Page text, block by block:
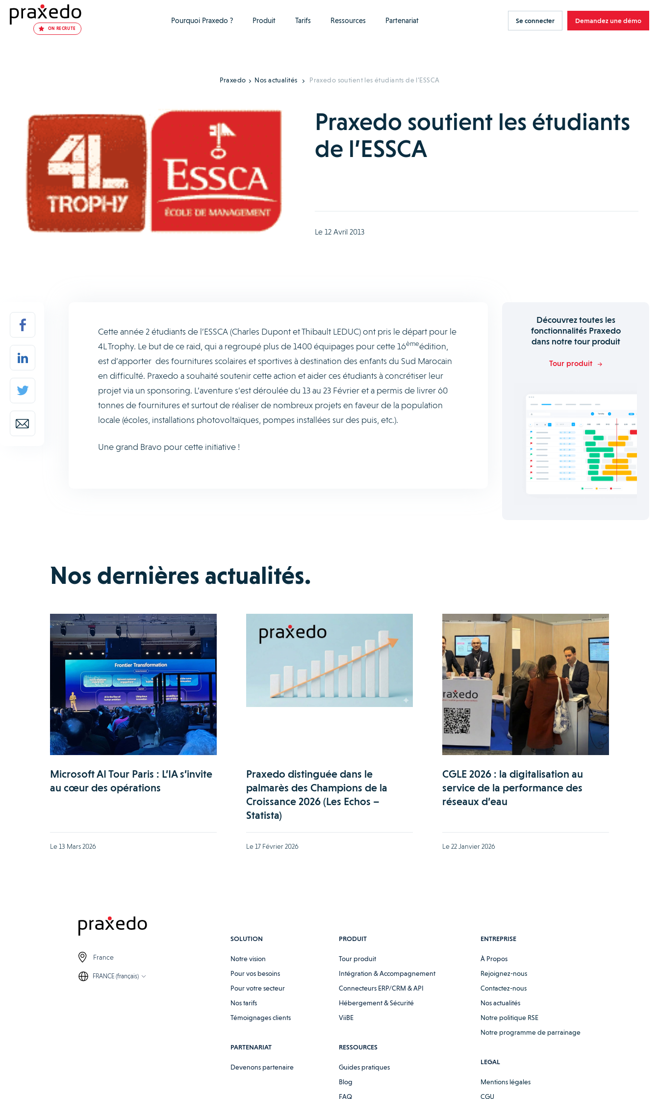
ON RECRUTE
Pourquoi Praxedo ? Produit Tarifs Ressources Partenariat Se connecter Demandez une démo
Praxedo Nos actualités Praxedo soutient les étudiants de l’ESSCA
Praxedo soutient les étudiants
de l’ESSCA
Le 12 Avril 2013
Cette année 2 étudiants de l’ESSCA (Charles Dupont et Thibault LEDUC) ont pris le départ pour le
4L Trophy. Le but de ce raid, qui a regroupé plus de 1400 équipages pour cette 16èmeédition,
est d’apporter des fournitures scolaires et sportives à destination des enfants du Sud Marocain
en difficulté. Praxedo a souhaité soutenir cette action et aider ces étudiants à concrétiser leur
projet via un sponsoring. L’aventure s’est déroulée du 13 au 23 Février et a permis de livrer 60
tonnes de fournitures et surtout de réaliser de nombreux projets en faveur de la population
locale (écoles, installations photovoltaïques, pompes installées sur des puis, etc.).
Une grand Bravo pour cette initiative !
Découvrez toutes les
fonctionnalités Praxedo
dans notre tour produit
Tour produit
Nos dernières actualités.
Microsoft AI Tour Paris : L’IA s’invite
au cœur des opérations
Le 13 Mars 2026
Praxedo distinguée dans le
palmarès des Champions de la
Croissance 2026 (Les Echos –
Statista)
Le 17 Février 2026
CGLE 2026 : la digitalisation au
service de la performance des
réseaux d’eau
Le 22 Janvier 2026
France
FRANCE (français)
SOLUTION
Notre vision
Pour vos besoins
Pour votre secteur
Nos tarifs
Témoignages clients
PARTENARIAT
Devenons partenaire
PRODUIT
Tour produit
Intégration & Accompagnement
Connecteurs ERP/CRM & API
Hébergement & Sécurité
ViiBE
RESSOURCES
Guides pratiques
Blog
FAQ
ENTREPRISE
À Propos
Rejoignez-nous
Contactez-nous
Nos actualités
Notre politique RSE
Notre programme de parrainage
LEGAL
Mentions légales
CGU